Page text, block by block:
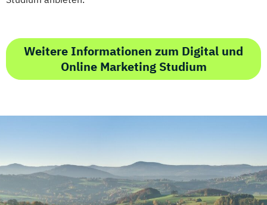
Weitere Informationen zum Digital und
Online Marketing Studium